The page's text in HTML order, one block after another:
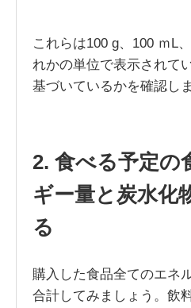
これらは100 g、100 ｍL
れかの単位で表示されて
基づいているかを確認し
2. 食べる予定の
ギー量と炭水化
る
購入した食品全てのエネ
合計してみましょう。飲